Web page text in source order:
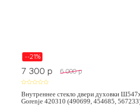
--21%
7 300 p 6 000 p
Внутреннее стекло двери духовки
Gorenje 420310 (490699, 454685,